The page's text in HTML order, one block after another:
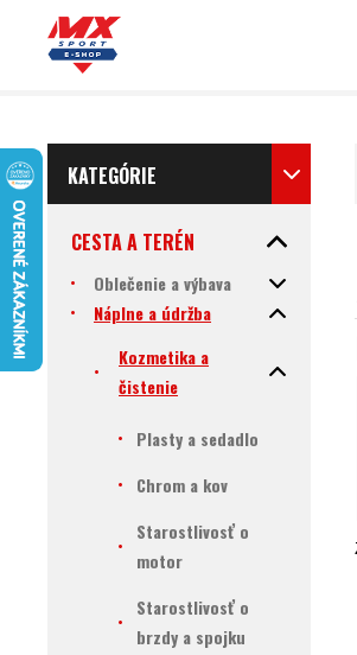
KATEGÓRIE
CESTA A TERÉN
Oblečenie a výbava
Náplne a údržba
Kozmetika a
čistenie
Plasty a sedadlo
Chrom a kov
Starostlivosť o
motor
Starostlivosť o
brzdy a spojku